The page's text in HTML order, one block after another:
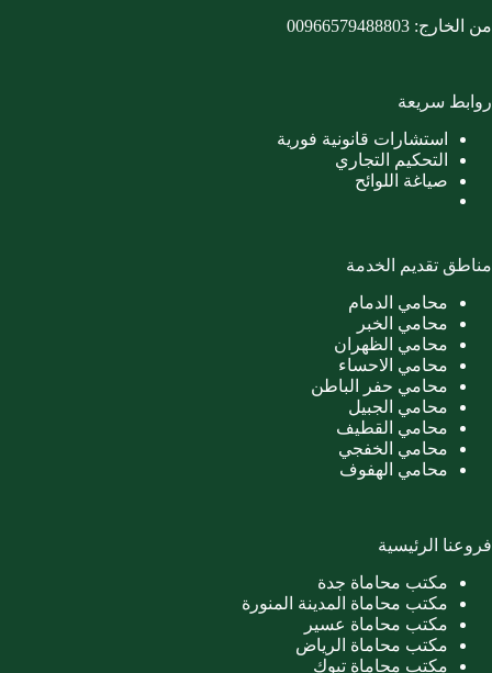
من الخارج: 00966579488803
روابط سريعة
استشارات قانونية فورية
التحكيم التجاري
صياغة اللوائح
مناطق تقديم الخدمة
محامي الدمام
محامي الخبر
محامي الظهران
محامي الاحساء
محامي حفر الباطن
محامي الجبيل
محامي القطيف
محامي الخفجي
محامي الهفوف
فروعنا الرئيسية
مكتب محاماة جدة
مكتب محاماة المدينة المنورة
مكتب محاماة عسير
مكتب محاماة الرياض
مكتب محاماة تبوك